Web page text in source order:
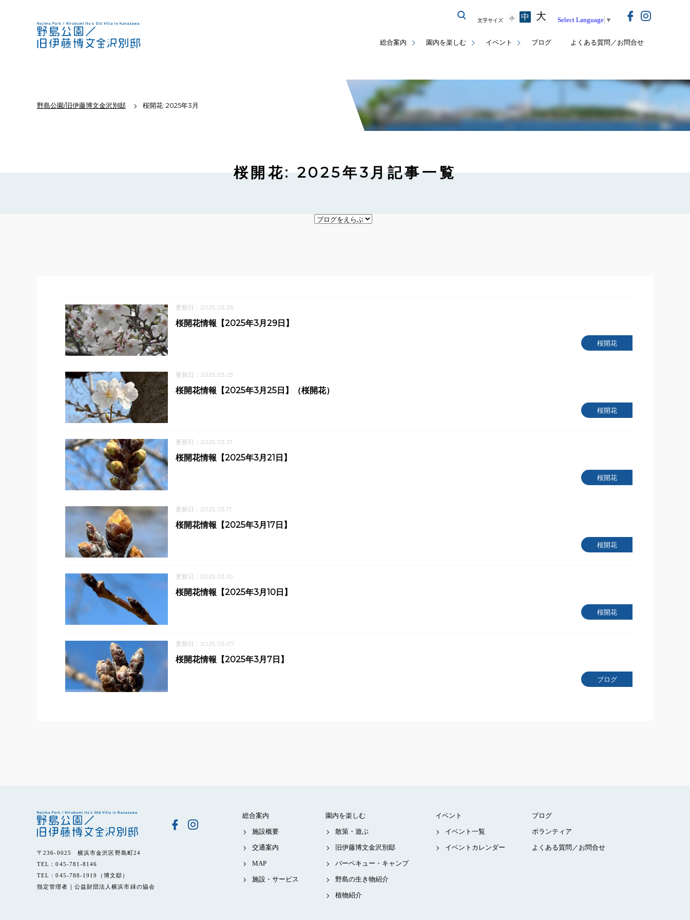
総合案内 園内を楽しむ イベント ブログ よくある質問／お問合せ
文字サイズ 小 中 大 Select Language ▼
野島公園/旧伊藤博文金沢別邸 桜開花: 2025年3月
桜開花: 2025年3月記事一覧
更新日：2025.03.29
桜開花
桜開花情報【2025年3月29日】
更新日：2025.03.25
桜開花
桜開花情報【2025年3月25日】（桜開花）
更新日：2025.03.21
桜開花
桜開花情報【2025年3月21日】
更新日：2025.03.17
桜開花
桜開花情報【2025年3月17日】
更新日：2025.03.10
桜開花
桜開花情報【2025年3月10日】
更新日：2025.03.07
ブログ
桜開花情報【2025年3月7日】
〒236-0025 横浜市金沢区野島町24
TEL：045-781-8146
TEL：045-788-1919（博文邸）
指定管理者｜公益財団法人横浜市緑の協会
総合案内
施設概要
交通案内
MAP
施設・サービス
園内を楽しむ
散策・遊ぶ
旧伊藤博文金沢別邸
バーベキュー・キャンプ
野島の生き物紹介
植物紹介
イベント
イベント一覧
イベントカレンダー
ブログ
ボランティア
よくある質問／お問合せ